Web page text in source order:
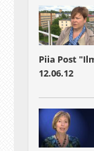
Piia Post
12.06.12